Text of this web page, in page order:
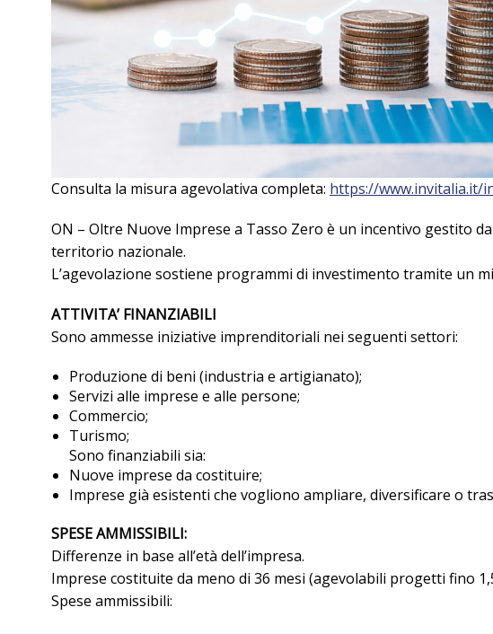
Consulta la misura agevolativa completa: https://www.invitalia.it/
ON – Oltre Nuove Imprese a Tasso Zero è un incentivo gestito
territorio nazionale.
L’agevolazione sostiene programmi di investimento tramite un
ATTIVITA’ FINANZIABILI
Sono ammesse iniziative imprenditoriali nei seguenti settori:
Produzione di beni (industria e artigianato);
Servizi alle imprese e alle persone;
Commercio;
Turismo;
Sono finanziabili sia:
Nuove imprese da costituire;
Imprese già esistenti che vogliono ampliare, diversificare o
SPESE AMMISSIBILI:
Differenze in base all’età dell’impresa.
Imprese costituite da meno di 36 mesi (agevolabili progetti fino
Spese ammissibili: